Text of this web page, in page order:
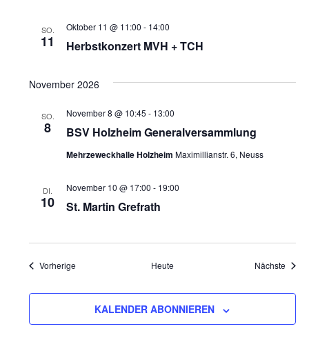
SO.
11 Herbstkonzert MVH + TCH
Oktober 11 @ 11:00 - 14:00
November 2026
SO.
8 BSV Holzheim Generalversammlung
November 8 @ 10:45 - 13:00
Mehrzeweckhalle Holzheim Maximillianstr. 6, Neuss
DI.
10 St. Martin Grefrath
November 10 @ 17:00 - 19:00
Vorherige Heute Nächste
KALENDER ABONNIEREN